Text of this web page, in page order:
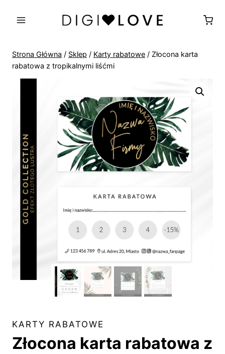
Strona Główna / Sklep / Karty rabatowe / Złocona karta
rabatowa z tropikalnymi liśćmi
KARTY RABATOWE
Złocona karta rabatowa z